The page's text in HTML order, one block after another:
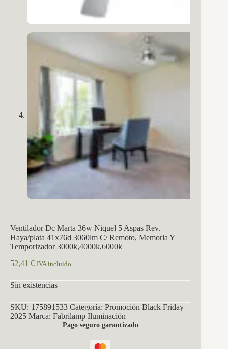
Ventilador Dc Marta 36w Niquel 5 Aspas Rev.
Haya/plata 41x76d 3060lm C/ Remoto, Memoria Y
Temporizador 3000k,4000k,6000k
52,41 € IVA incluido
Sin existencias
SKU: 175891533 Categoría: Promoción Black Friday
2025 Marca: Fabrilamp Iluminación
Pago seguro garantizado